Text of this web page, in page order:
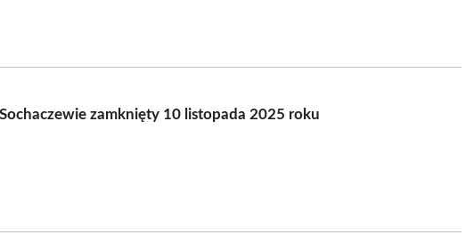
zamknięty 10 listopada 2025 roku